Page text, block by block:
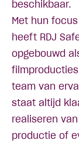
beschikbaar.
Met hun
heeft RDJ
opgebouwd
team van
staat altijd
realiseren
productie of